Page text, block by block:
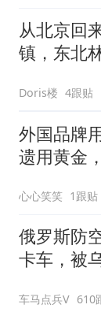
从北京回
镇，东北
Doris楼 4跟贴
外国品牌
遗用黄金
心心笑笑 1跟贴
俄罗斯防
卡车，被
车马点兵V 610